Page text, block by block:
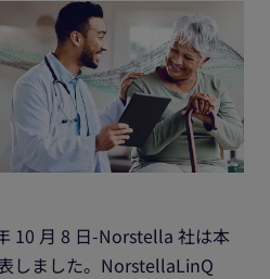
10 月 8 日-Norstella 社は本
しました。NorstellaLinQ